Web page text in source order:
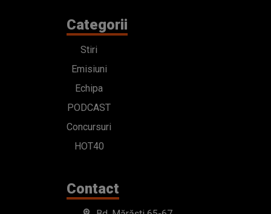
Categorii
Stiri
Emisiuni
Echipa
PODCAST
Concursuri
HOT40
Contact